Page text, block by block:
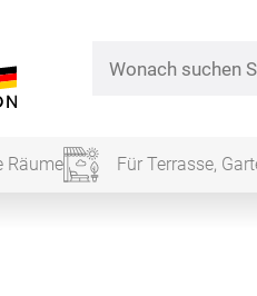
Räume Für Terrasse,